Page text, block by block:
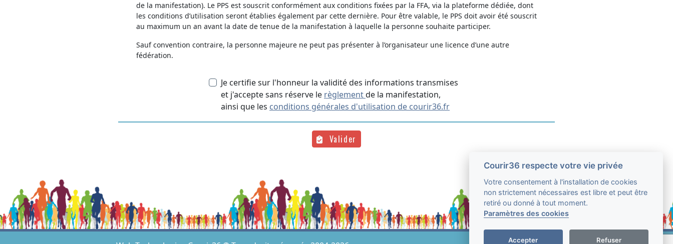
de la manifestation). Le PPS est souscrit conformément aux conditions fixées par la FFA, via la plateforme dédiée, dont
les conditions d’utilisation seront établies également par cette dernière. Pour être valable, le PPS doit avoir été souscrit
au maximum un an avant la date de tenue de la manifestation à laquelle la personne souhaite participer.
Sauf convention contraire, la personne majeure ne peut pas présenter à l’organisateur une licence d’une autre
fédération.
Je certifie sur l'honneur la validité des informations transmises
et j'accepte sans réserve le règlementde la manifestation,
ainsi que les conditions générales d'utilisation de courir36.fr
Valider
Courir36 respecte votre vie privée
Votre consentement à l'installation de cookies
non strictement nécessaires est libre et peut être
retiré ou donné à tout moment.
Paramètres des cookies
Accepter Refuser